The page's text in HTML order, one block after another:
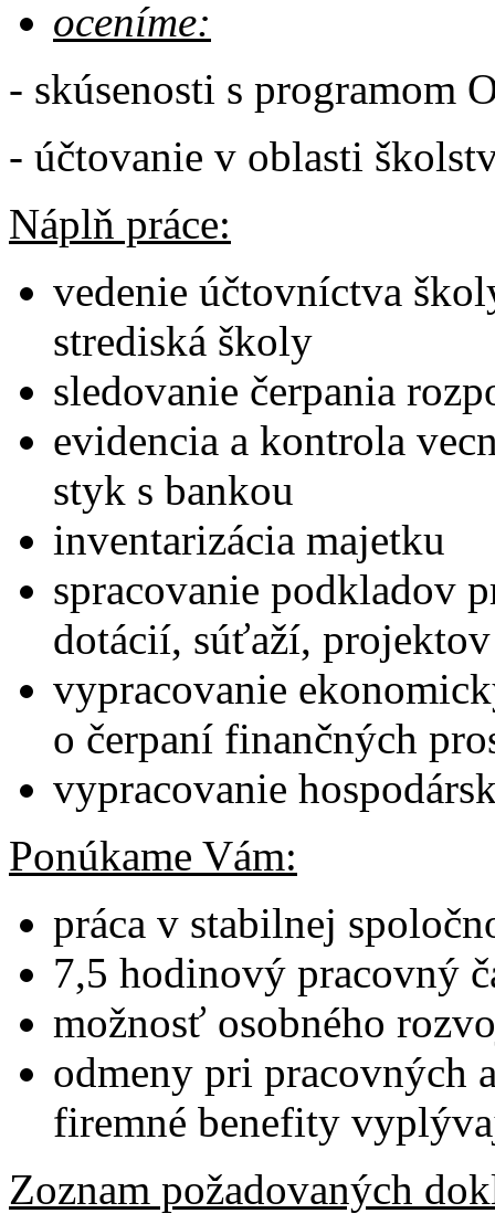
oceníme:
- skúsenosti s programom
- účtovanie v oblasti
Náplň práce:
vedenie účtovníctva
strediská školy
sledovanie čerpania
evidencia a kontrola
styk s bankou
inventarizácia majetku
spracovanie podkladov
dotácií, súťaží, projektov
vypracovanie
o čerpaní finančných
vypracovanie
Ponúkame Vám:
práca v stabilnej
7,5 hodinový pracovný
možnosť osobného
odmeny pri pracovných
firemné benefity
Zoznam požadovaných